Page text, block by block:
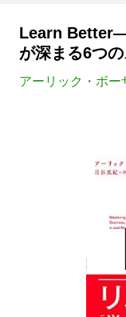
Learn
が深まる6つ
アーリック・ボー